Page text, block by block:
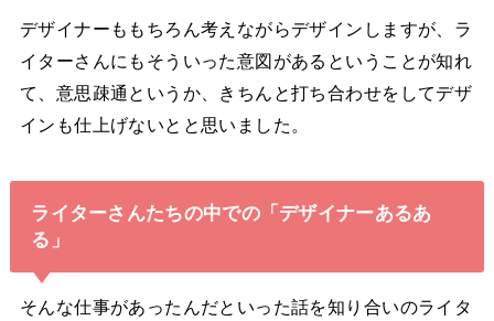
デザイナーももちろん考えながらデザインしますが、ラ
イターさんにもそういった意図があるということが知れ
て、意思疎通というか、きちんと打ち合わせをしてデザ
インも仕上げないとと思いました。
ライターさんたちの中での「デザイナーあるあ
る」
そんな仕事があったんだといった話を知り合いのライタ